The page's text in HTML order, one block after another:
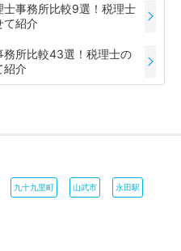
事務所比較9選！税理士
て紹介
所比較43選！税理士の
紹介
九十九里町 山武市 永田駅